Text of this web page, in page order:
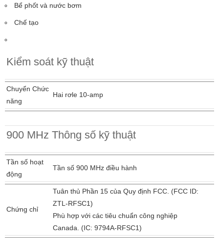
Bể phốt và nước bơm
Chế tạo
Kiểm soát kỹ thuật
Chuyển Chức
năng
Hai rơle 10-amp
900 MHz Thông số kỹ thuật
Tần số hoạt
động
Tần số 900 MHz điều hành
Chứng chỉ
Tuân thủ Phần 15 của Quy định FCC. (FCC ID:
ZTL-RFSC1)
Phù hợp với các tiêu chuẩn công nghiệp
Canada. (IC: 9794A-RFSC1)